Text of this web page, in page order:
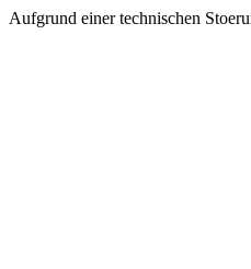
Aufgrund einer technischen